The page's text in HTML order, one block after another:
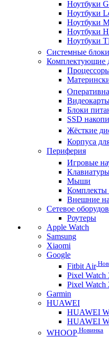
Ноутбуки
Ноутбуки
Ноутбуки
Ноутбуки
Ноутбуки
Системные блоки
Комплектующие
Блоки
SSD
Жёсткие
Корпуса
Периферия
Игровые
Мыши
Комплекты
Внешние
Сетевое
Роутеры
Apple Watch
Samsung
Xiaomi
Google
Fitbit Air
Pixel Watch
Pixel Watch
Garmin
HUAWEI
HUAWEI
HUAWEI
WHOOP Новинка